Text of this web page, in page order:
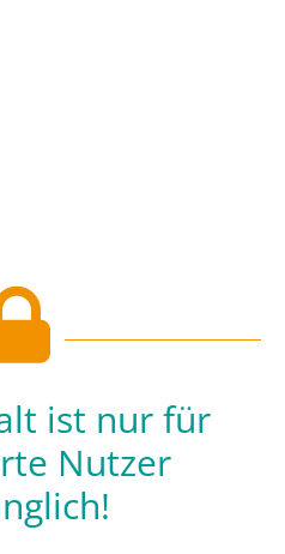
ist nur für
Nutzer